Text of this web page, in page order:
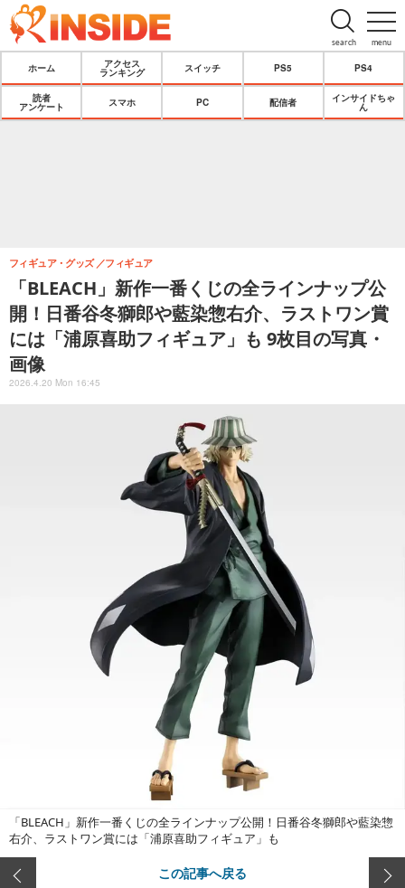
menu
search
ホーム
アクセス
ランキング
スイッチ PS5 PS4
読者
アンケート
スマホ PC 配信者
インサイドちゃ
ん
「BLEACH」新作一番くじの全ラインナップ公
開！日番谷冬獅郎や藍染惣右介、ラストワン賞
には「浦原喜助フィギュア」も 9枚目の写真・
画像
フィギュア・グッズ フィギュア
2026.4.20 Mon 16:45
「BLEACH」新作一番くじの全ラインナップ公開！日番谷冬獅郎や藍染惣
右介、ラストワン賞には「浦原喜助フィギュア」も
この記事へ戻る